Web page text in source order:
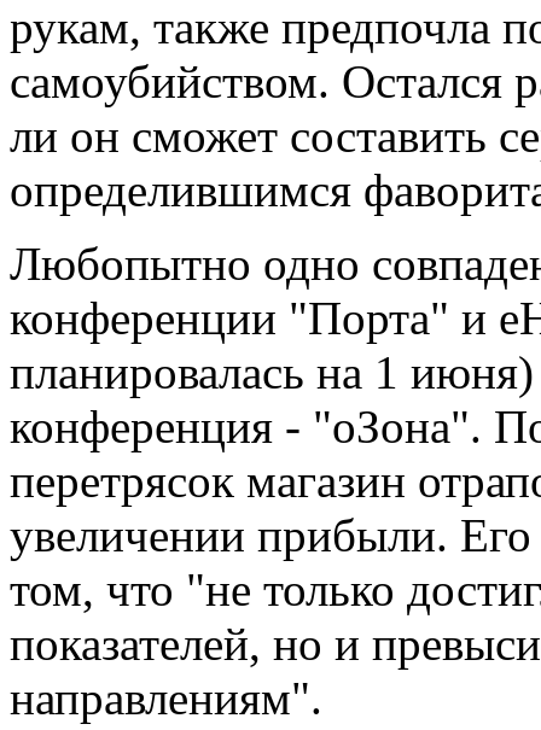
рукам, также предпочла
самоубийством. Остался
ли он сможет составить
определившимся
Любопытно одно
конференции "Порта" и
планировалась на 1
конференция - "оЗона".
перетрясок магазин
увеличении прибыли. Его
том, что "не только
показателей, но и
направлениям".